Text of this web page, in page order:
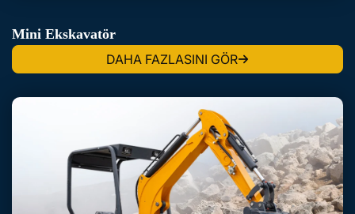
Mini Ekskavatör
DAHA FAZLASINI GÖR